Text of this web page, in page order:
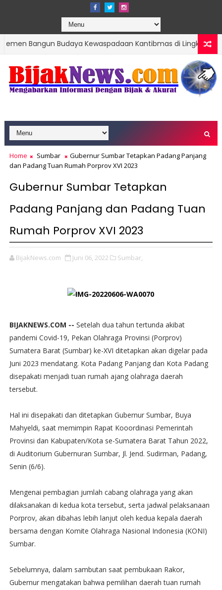
Budaya Kewaspadaan Kantibmas di Lingkungan Masyarakat
Home Sumbar
Gubernur Sumbar Tetapkan Padang Panjang
dan Padang Tuan Rumah Porprov XVI 2023
Gubernur Sumbar Tetapkan
Padang Panjang dan Padang Tuan
Rumah Porprov XVI 2023
BijakNews.com Juni 06, 2022 Sumbar,
BIJAKNEWS.COM -- Setelah dua tahun tertunda akibat
pandemi Covid-19, Pekan Olahraga Provinsi (Porprov)
Sumatera Barat (Sumbar) ke-XVI ditetapkan akan digelar pada
Juni 2023 mendatang. Kota Padang Panjang dan Kota Padang
disepakati menjadi tuan rumah ajang olahraga daerah
tersebut.
Hal ini disepakati dan ditetapkan Gubernur Sumbar, Buya
Mahyeldi, saat memimpin Rapat Kooordinasi Pemerintah
Provinsi dan Kabupaten/Kota se-Sumatera Barat Tahun 2022,
di Auditorium Gubernuran Sumbar, Jl. Jend. Sudirman, Padang,
Senin (6/6).
Mengenai pembagian jumlah cabang olahraga yang akan
dilaksanakan di kedua kota tersebut, serta jadwal pelaksanaan
Porprov, akan dibahas lebih lanjut oleh kedua kepala daerah
bersama dengan Komite Olahraga Nasional Indonesia (KONI)
Sumbar.
Sebelumnya, dalam sambutan saat pembukaan Rakor,
Gubernur mengatakan bahwa pemilihan daerah tuan rumah